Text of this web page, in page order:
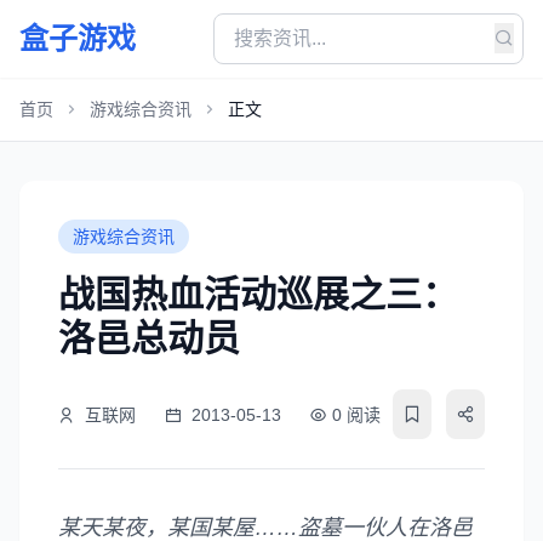
盒子游戏
首页 游戏综合资讯 正文
游戏综合资讯
战国热血活动巡展之三：
洛邑总动员
互联网 2013-05-13 0 阅读
某天某夜，某国某屋……盗墓一伙人在洛邑